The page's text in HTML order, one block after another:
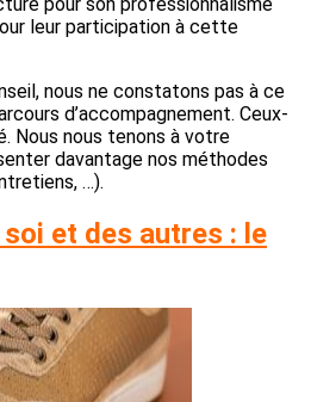
leur participation à cette
nous ne constatons pas à ce
d’accompagnement. Ceux-
Nous nous tenons à votre
davantage nos méthodes
…).
et des autres : le